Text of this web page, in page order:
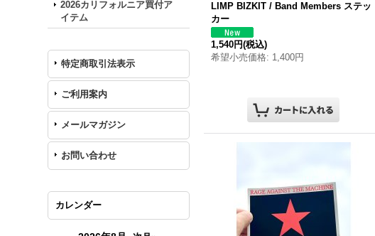
2026カリフォルニア買付ア
イテム
特定商取引法表示
ご利用案内
メールマガジン
お問い合わせ
カレンダー
LIMP BIZKIT / Band Members ステッ
カー
1,540円(税込)
希望小売価格: 1,400円